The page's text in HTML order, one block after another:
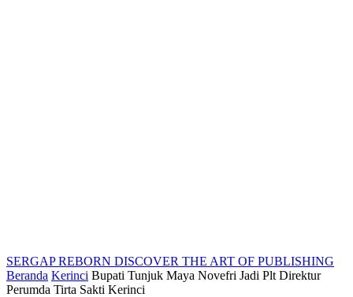
SERGAP REBORN DISCOVER THE ART OF PUBLISHING
Beranda Kerinci Bupati Tunjuk Maya Novefri Jadi Plt Direktur
Perumda Tirta Sakti Kerinci